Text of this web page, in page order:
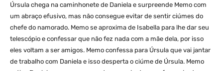
Úrsula chega na caminhonete de Daniela e surpreende Memo com
um abraço efusivo, mas não consegue evitar de sentir ciúmes do
chefe do namorado. Memo se aproxima de Isabella para lhe dar seu
telescópio e confessar que não fez nada com a mãe dela, por isso
eles voltam a ser amigos. Memo confessa para Úrsula que vai jantar
de trabalho com Daniela e isso desperta o ciúme de Úrsula. Memo